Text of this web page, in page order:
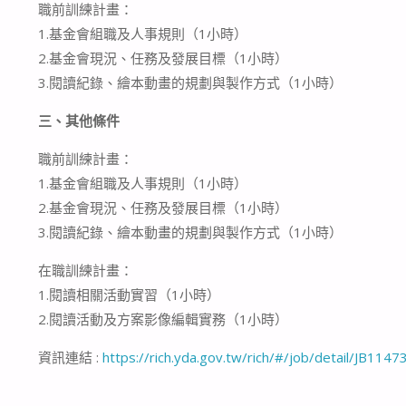
職前訓練計畫：
1.基金會組職及人事規則（1小時）
2.基金會現況、任務及發展目標（1小時）
3.閱讀紀錄、繪本動畫的規劃與製作方式（1小時）
三、其他條件
職前訓練計畫：
1.基金會組職及人事規則（1小時）
2.基金會現況、任務及發展目標（1小時）
3.閱讀紀錄、繪本動畫的規劃與製作方式（1小時）
在職訓練計畫：
1.閱讀相關活動實習（1小時）
2.閱讀活動及方案影像編輯實務（1小時）
資訊連結 : https://rich.yda.gov.tw/rich/#/job/detail/